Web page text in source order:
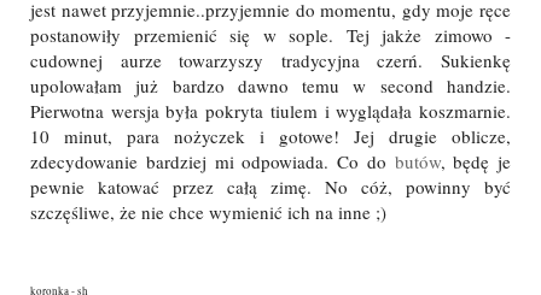
jest nawet przyjemnie..przyjemnie do momentu, gdy moje ręce
postanowiły przemienić się w sople. Tej jakże zimowo -
cudownej aurze towarzyszy tradycyjna czerń. Sukienkę
upolowałam już bardzo dawno temu w second handzie.
Pierwotna wersja była pokryta tiulem i wyglądała koszmarnie.
10 minut, para nożyczek i gotowe! Jej drugie oblicze,
zdecydowanie bardziej mi odpowiada. Co do butów, będę je
pewnie katować przez całą zimę. No cóż, powinny być
szczęśliwe, że nie chce wymienić ich na inne ;)
koronka - sh